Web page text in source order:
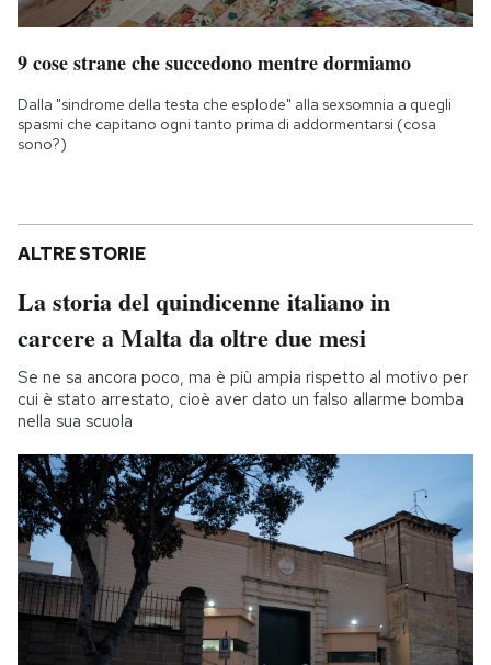
9 cose strane che succedono mentre dormiamo
Dalla "sindrome della testa che esplode" alla sexsomnia a quegli
spasmi che capitano ogni tanto prima di addormentarsi (cosa
sono?)
ALTRE STORIE
La storia del quindicenne italiano in
carcere a Malta da oltre due mesi
Se ne sa ancora poco, ma è più ampia rispetto al motivo per
cui è stato arrestato, cioè aver dato un falso allarme bomba
nella sua scuola